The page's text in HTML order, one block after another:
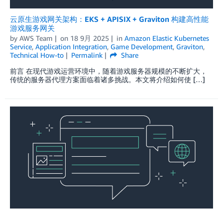
云原生游戏网关架构：EKS + APISIX + Graviton 构建高性能
游戏服务网关
by AWS Team on 18 9月 2025 in Amazon Elastic Kubernetes
Service, Application Integration, Game Development, Graviton,
Technical How-to
Permalink
Share
前言 在现代游戏运营环境中，随着游戏服务器规模的不断扩大，
传统的服务器代理方案面临着诸多挑战。本文将介绍如何使 […]